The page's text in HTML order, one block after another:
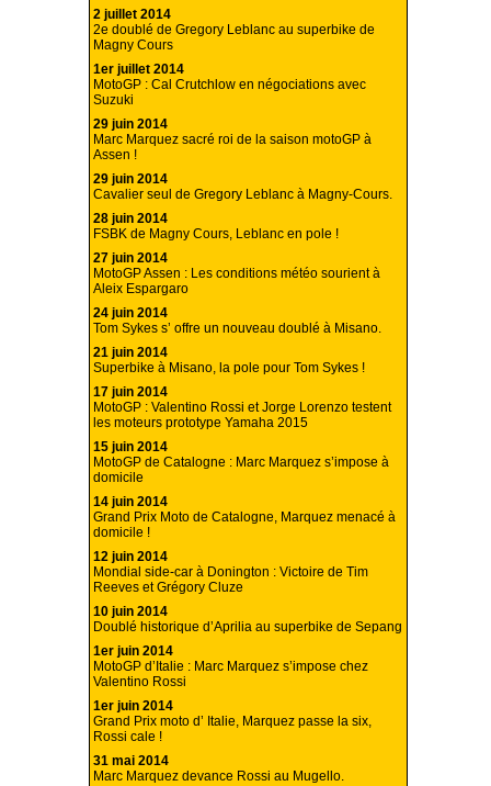
2 juillet 2014
2e doublé de Gregory Leblanc au superbike de
Magny Cours
1er juillet 2014
MotoGP : Cal Crutchlow en négociations avec
Suzuki
29 juin 2014
Marc Marquez sacré roi de la saison motoGP à
Assen !
29 juin 2014
Cavalier seul de Gregory Leblanc à Magny-Cours.
28 juin 2014
FSBK de Magny Cours, Leblanc en pole !
27 juin 2014
MotoGP Assen : Les conditions météo sourient à
Aleix Espargaro
24 juin 2014
Tom Sykes s’ offre un nouveau doublé à Misano.
21 juin 2014
Superbike à Misano, la pole pour Tom Sykes !
17 juin 2014
MotoGP : Valentino Rossi et Jorge Lorenzo testent
les moteurs prototype Yamaha 2015
15 juin 2014
MotoGP de Catalogne : Marc Marquez s’impose à
domicile
14 juin 2014
Grand Prix Moto de Catalogne, Marquez menacé à
domicile !
12 juin 2014
Mondial side-car à Donington : Victoire de Tim
Reeves et Grégory Cluze
10 juin 2014
Doublé historique d’Aprilia au superbike de Sepang
1er juin 2014
MotoGP d’Italie : Marc Marquez s’impose chez
Valentino Rossi
1er juin 2014
Grand Prix moto d’ Italie, Marquez passe la six,
Rossi cale !
31 mai 2014
Marc Marquez devance Rossi au Mugello.